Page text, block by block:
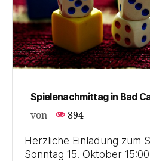
Spielenachmittag in Bad
von
894
Herzliche Einladung zum
Sonntag 15. Oktober